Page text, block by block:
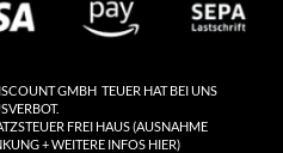
GMBH TEUER HAT BEI UNS
FREI HAUS(AUSNAHME
+ WEITERE INFOS HIER)